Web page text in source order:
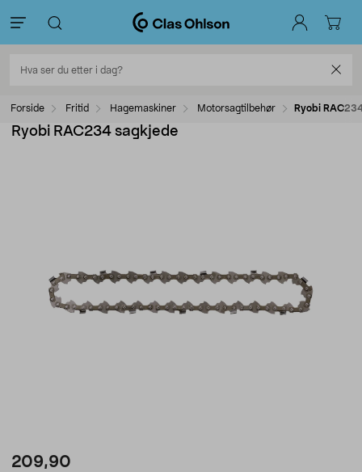
Forside Fritid Hagemaskiner Motorsagtilbehør Ryobi
Ryobi RAC234 sagkjede
209,90